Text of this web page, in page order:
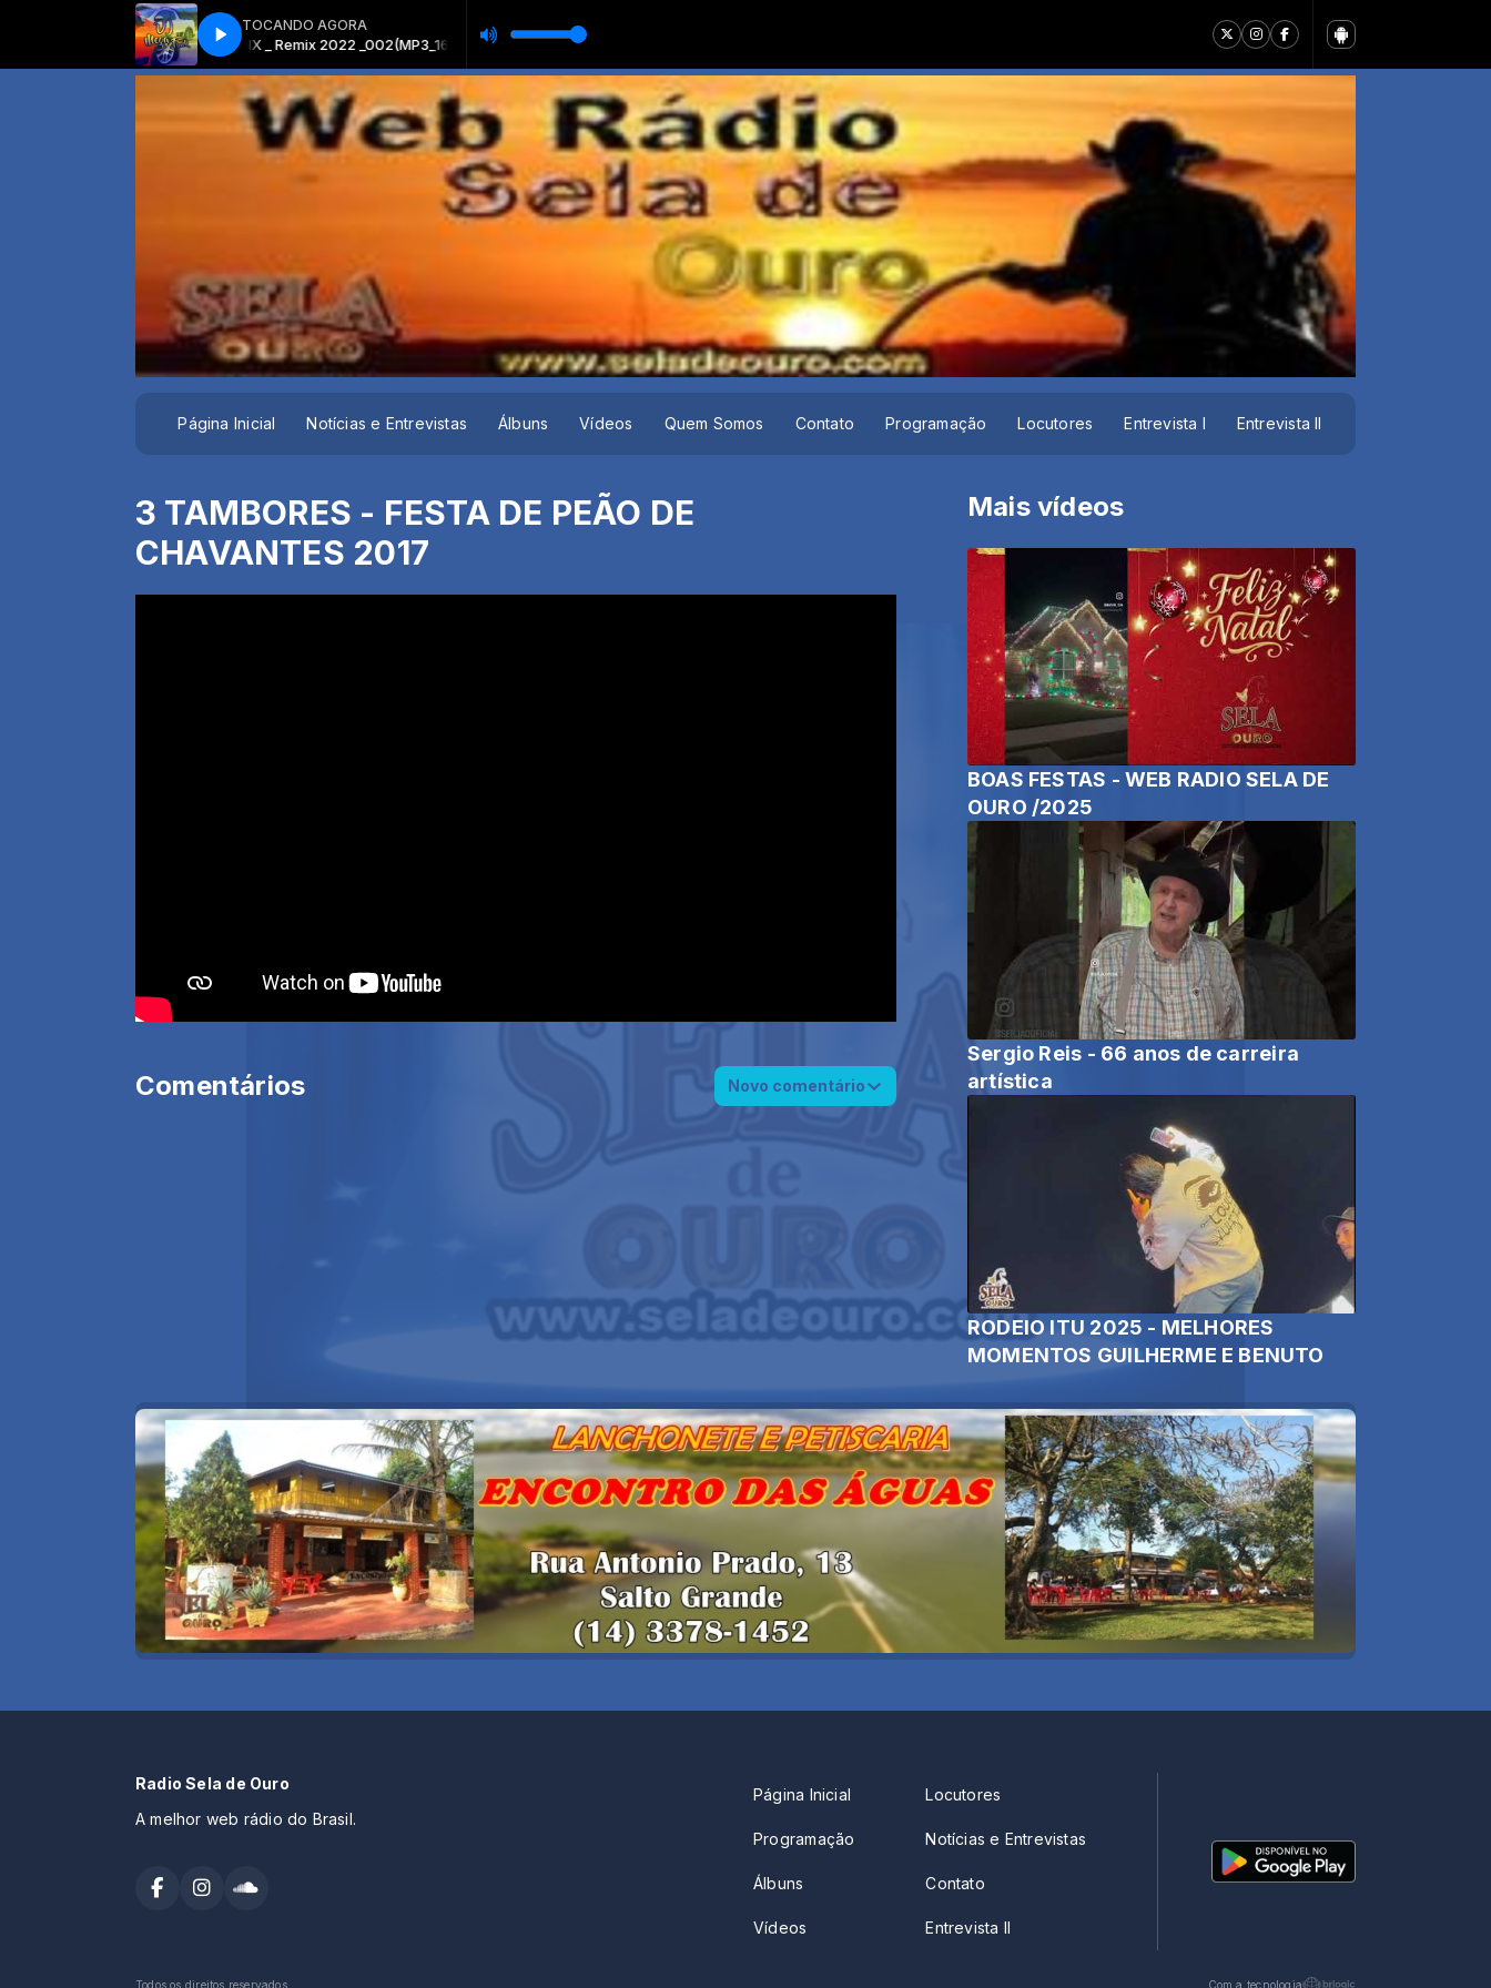
TOCANDO AGORA
REMIX _ Remix 2022 _002(MP3_160K)MEGA PANCADÃO SERTANEJO _ Os Brutos e as Brutas do SERTANEJO REMIX _ Remix 2022 _002(MP3_160K)
Página Inicial Notícias e Entrevistas Álbuns Vídeos Quem Somos Contato Programação Locutores Entrevista I Entrevista II
3 TAMBORES - FESTA DE PEÃO DE
CHAVANTES 2017
Mais vídeos
BOAS FESTAS - WEB RADIO SELA DE
OURO /2025
Sergio Reis - 66 anos de carreira
artística
RODEIO ITU 2025 - MELHORES
MOMENTOS GUILHERME E BENUTO
Comentários Novo comentário
Radio Sela de Ouro
A melhor web rádio do Brasil.
Página Inicial
Programação
Álbuns
Vídeos
Locutores
Notícias e Entrevistas
Contato
Entrevista II
Todos os direitos reservados. Com a tecnologia